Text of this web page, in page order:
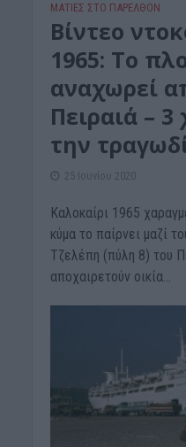
ΜΑΤΙΕΣ ΣΤΟ ΠΑΡΕΛΘΟΝ
Bίντεο
1965: Το
αναχωρεί
Πειραιά – 3
την
25 Ιουνίου 2020
Καλοκαίρι 1965
κύμα το παίρνει μαζί
Τζελέπη (πύλη 8) του
αποχαιρετούν οικία...